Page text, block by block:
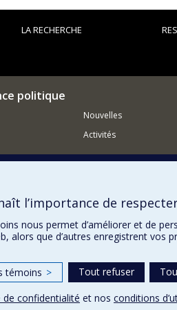
LA RECHERCHE
politique
Nouvelles
Activités
Comment soutenir
d’utilisation Paramètres des témoins
l’importance de
nous permet d’améliorer et de
alors que d’autres enregistrent
témoins > Tout refuser
de confidentialité et nos conditions